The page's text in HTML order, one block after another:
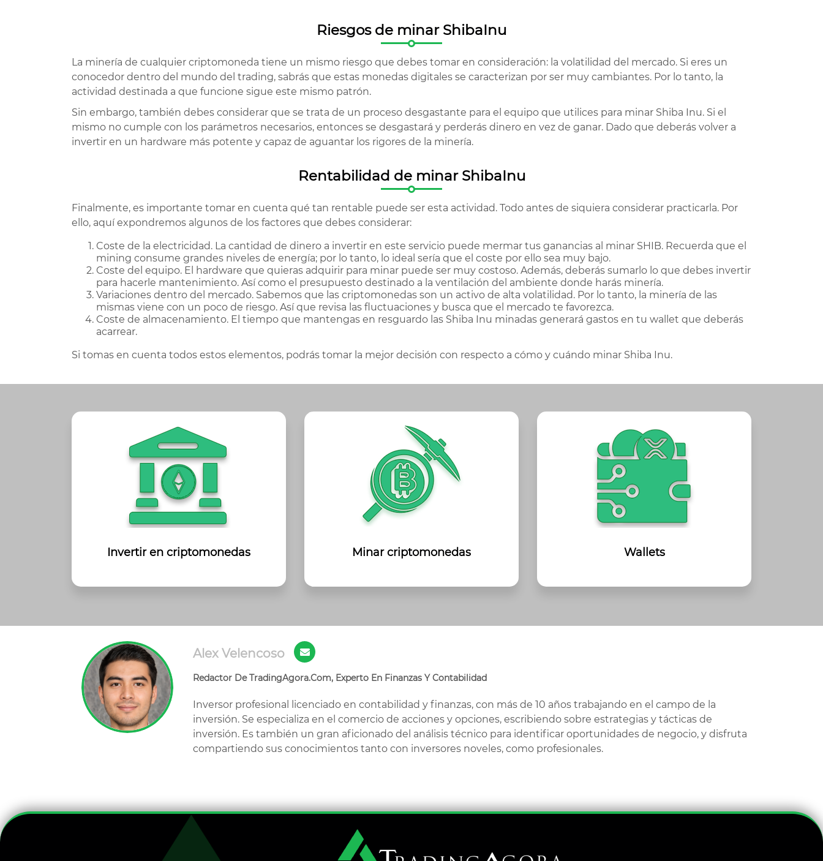
Riesgos de minar ShibaInu
La minería de cualquier criptomoneda tiene un mismo riesgo que debes tomar en consideración: la volatilidad del mercado. Si eres un
conocedor dentro del mundo del trading, sabrás que estas monedas digitales se caracterizan por ser muy cambiantes. Por lo tanto, la
actividad destinada a que funcione sigue este mismo patrón.
Sin embargo, también debes considerar que se trata de un proceso desgastante para el equipo que utilices para minar Shiba Inu. Si el
mismo no cumple con los parámetros necesarios, entonces se desgastará y perderás dinero en vez de ganar. Dado que deberás volver a
invertir en un hardware más potente y capaz de aguantar los rigores de la minería.
Rentabilidad de minar ShibaInu
Finalmente, es importante tomar en cuenta qué tan rentable puede ser esta actividad. Todo antes de siquiera considerar practicarla. Por
ello, aquí expondremos algunos de los factores que debes considerar:
Coste de la electricidad. La cantidad de dinero a invertir en este servicio puede mermar tus ganancias al minar SHIB. Recuerda que el
mining consume grandes niveles de energía; por lo tanto, lo ideal sería que el coste por ello sea muy bajo.
Coste del equipo. El hardware que quieras adquirir para minar puede ser muy costoso. Además, deberás sumarlo lo que debes invertir
para hacerle mantenimiento. Así como el presupuesto destinado a la ventilación del ambiente donde harás minería.
Variaciones dentro del mercado. Sabemos que las criptomonedas son un activo de alta volatilidad. Por lo tanto, la minería de las
mismas viene con un poco de riesgo. Así que revisa las fluctuaciones y busca que el mercado te favorezca.
Coste de almacenamiento. El tiempo que mantengas en resguardo las Shiba Inu minadas generará gastos en tu wallet que deberás
acarrear.
Si tomas en cuenta todos estos elementos, podrás tomar la mejor decisión con respecto a cómo y cuándo minar Shiba Inu.
Invertir en criptomonedas Minar criptomonedas Wallets
Alex Velencoso
Redactor De TradingAgora.Com, Experto En Finanzas Y Contabilidad
Inversor profesional licenciado en contabilidad y finanzas, con más de 10 años trabajando en el campo de la
inversión. Se especializa en el comercio de acciones y opciones, escribiendo sobre estrategias y tácticas de
inversión. Es también un gran aficionado del análisis técnico para identificar oportunidades de negocio, y disfruta
compartiendo sus conocimientos tanto con inversores noveles, como profesionales.